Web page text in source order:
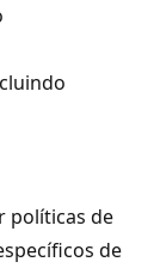
políticas de
de